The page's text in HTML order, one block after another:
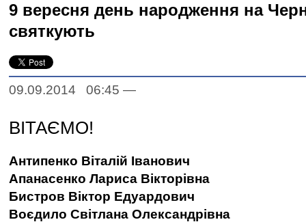
9 вересня день народження на
святкують
09.09.2014 06:45 —
ВІТАЄМО!
Антипенко Віталій Іванович
Апанасенко Лариса Вікторівна
Бистров Віктор Едуардович
Воєдило Світлана Олександрівна